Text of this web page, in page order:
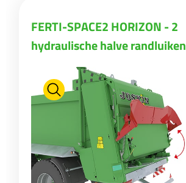
Български
Slovenija
Lietuvių kalba
FERTI-SPACE2 HORIZON - 2
hydraulische halve randluiken